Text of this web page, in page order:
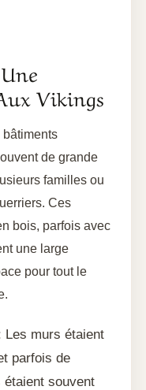
Vikings
bâtiments
de grande
familles ou
Ces
bois, parfois avec
une large
pour tout le
Les murs étaient
parfois de
souvent